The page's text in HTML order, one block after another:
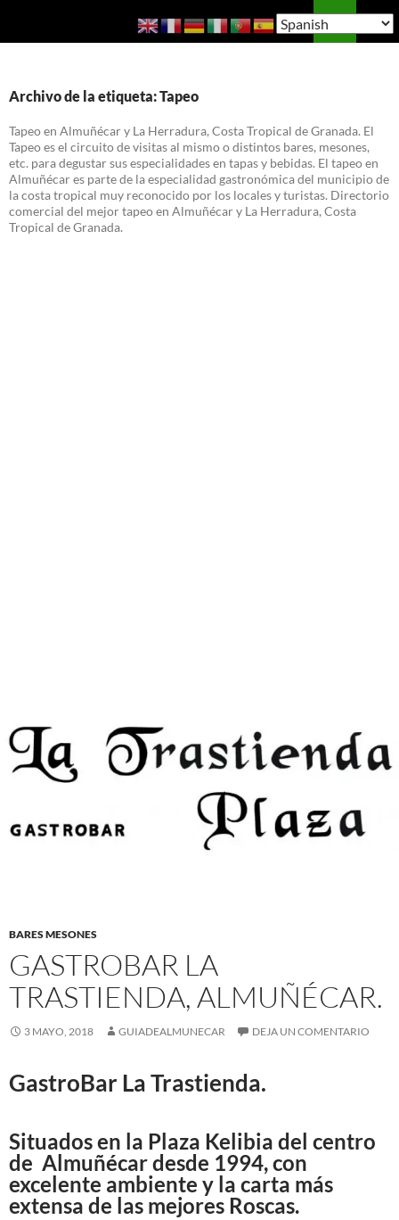
Guía de Almuñécar
Archivo de la etiqueta: Tapeo
Tapeo en Almuñécar y La Herradura, Costa Tropical de Granada. El
Tapeo es el circuito de visitas al mismo o distintos bares, mesones,
etc. para degustar sus especialidades en tapas y bebidas. El tapeo en
Almuñécar es parte de la especialidad gastronómica del municipio de
la costa tropical muy reconocido por los locales y turistas. Directorio
comercial del mejor tapeo en Almuñécar y La Herradura, Costa
Tropical de Granada.
BARES MESONES
GASTROBAR LA
TRASTIENDA, ALMUÑÉCAR.
3 MAYO, 2018 GUIADEALMUNECAR DEJA UN COMENTARIO
GastroBar La Trastienda.
Situados en la Plaza Kelibia del centro
de Almuñécar desde 1994, con
excelente ambiente y la carta más
extensa de las mejores Roscas.